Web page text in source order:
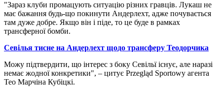
"Зараз клуби промацують ситуацію різних гравців. Лукаш не
має бажання будь-що покинути Андерлехт, адже почувається
там дуже добре. Якщо він і піде, то це буде в рамках
трансферної бомби.
Севілья тисне на Андерлехт щодо трансферу Теодорчика
Можу підтвердити, що інтерес з боку Севільї існує, але наразі
немає жодної конкретики", – цитує Przegląd Sportowy агента
Тео Марчіна Кубіцкі.